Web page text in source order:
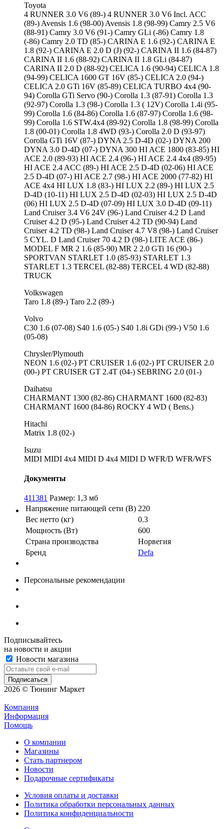
Toyota
4 RUNNER 3.0 V6 (89-) 4 RUNNER 3.0 V6 Incl. ACC
(89-) Avensis 1.6 (98-00) Avensis 1.8 (98-99) Camry 2.5 V6
(88-91) Camry 3.0 V6 (91-) Camry GLi (-86) Camry 1.8
(-86) Camry 2.0 TD (85-) CARINA E 1.6 (92-) CARINA E
1.8 (92-) CARINA E 2.0 D (J) (92-) CARINA II 1.6 (84-87)
CARINA II 1.6 (88-92) CARINA II 1.8 GLi (84-87)
CARINA II 2.0 D (88-92) CELICA 1.6 (90-94) CELICA 1.8
(94-99) CELICA 1600 GT 16V (85-) CELICA 2.0 (94-)
CELICA 2.0 GTi 16V (85-89) CELICA TURBO 4x4 (90-
94) Corolla GTi Servo (90-) Corolla 1.3 (87-91) Corolla 1.3
(92-97) Corolla 1.3 (98-) Corolla 1.3 ( 12V) Corolla 1.4i (95-
99) Corolla 1.6 (84-86) Corolla 1.6 (87-97) Corolla 1.6 (98-
99) Corolla 1.6 STW.4x4 (89-92) Corolla 1.8 (98-99) Corolla
1.8 (00-01) Corolla 1.8 4WD (93-) Corolla 2.0 D (93-97)
Corolla GTi 16V (87-) DYNA 2.5 D-4D (02-) DYNA 200
DYNA 3.0 D-4D (07-) DYNA 300 HI ACE 1800 (83-85) HI
ACE 2.0 (89-93) HI ACE 2.4 (96-) HI ACE 2.4 4x4 (89-95)
HI ACE 2.4 ACC (89-) HI ACE 2.5 D-4D (02-06) HI ACE
2.5 D-4D (07-) HI ACE 2.7 (98-) HI ACE 2000 (77-82) HI
ACE 4x4 HI LUX 1.8 (83-) HI LUX 2.2 (89-) HI LUX 2.5
D-4D (10-11) HI LUX 2.5 D-4D (02-03) HI LUX 2.5 D-4D
(06) HI LUX 2.5 D-4D (07-09) HI LUX 3.0 D-4D (09-11)
Land Cruiser 3.4 V6 24V (96-) Land Cruiser 4.2 D Land
Cruiser 4.2 D (95-) Land Cruiser 4.2 TD (90-94) Land
Cruiser 4.2 TD (98-) Land Cruiser 4.7 V8 (98-) Land Cruiser
5 CYL. D Land Cruiser 70 4.2 D (98-) LITE ACE (86-)
MODEL F MR 2 1.6 (85-90) MR 2 2.0 GTi 16 (90-)
SPORTVAN STARLET 1.0 (85-93) STARLET 1.3
STARLET 1.3 TERCEL (82-88) TERCEL 4 WD (82-88)
TRUCK
Volkswagen
Taro 1.8 (89-) Taro 2.2 (89-)
Volvo
C30 1.6 (07-08) S40 1.6 (05-) S40 1.8i GDi (99-) V50 1.6
(05-08)
Chrysler/Plymouth
NEON 1.6 (02-) PT CRUISER 1.6 (02-) PT CRUISER 2.0
(00-) PT CRUISER GT 2.4T (04-) SEBRING 2.0 (01-)
Daihatsu
CHARMANT 1300 (82-86) CHARMANT 1600 (82-83)
CHARMANT 1600 (84-86) ROCKY 4 WD ( Bens.)
Hitachi
Matrix 1.8 (02-)
Isuzu
MIDI MIDI 4x4 MIDI D 4x4 MIDI D WFR/D WFR/WFS
Документы
411381 Размер: 1,3 мб
Напряжение питающей сети (В) 220
Вес нетто (кг)
0.3
Мощность (Вт)
600
Страна производства
Норвегия
Бренд
Defa
Персональные рекомендации
Подписывайтесь
на новости и акции
Новости магазина
2026 © Тюнинг Маркет
Компания
Информация
Помощь
О компании
Магазины
Стать партнером
Новости
Подарочные сертификаты
Условия оплаты и доставки
Политика обработки персональных данных
Политика конфиденциальности